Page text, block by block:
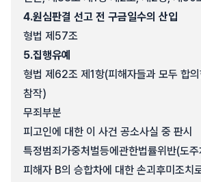
4.원심판결 선고 전 구금일수의 산입
형법 제57조
5.집행유예
형법 제62조 제1항(피해자들과 모두 합
참작)
무죄부분
피고인에 대한 이 사건 공소사실 중 판시
특정범죄가중처벌등에관한법률위반(도
피해자 B의 승합차에 대한 손괴후미조치